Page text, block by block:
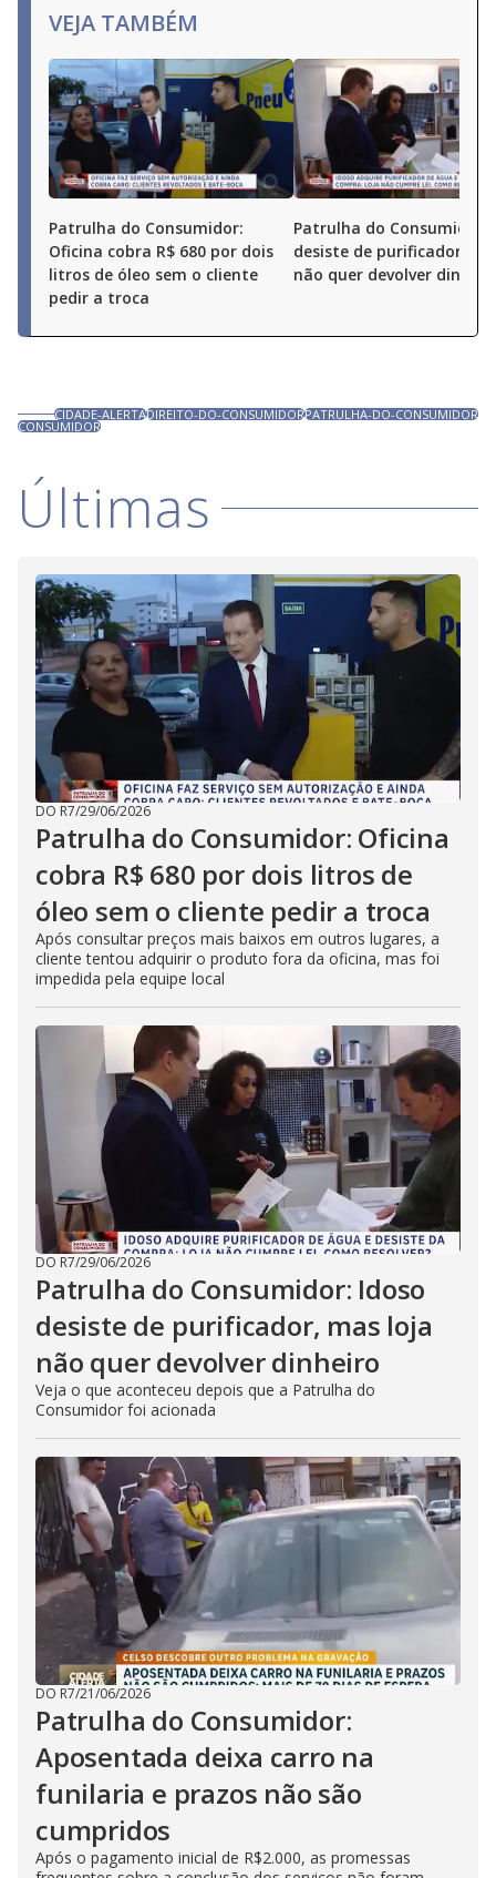
VEJA TAMBÉM
Patrulha do Consumidor:
Oficina cobra R$ 680 por dois
litros de óleo sem o cliente
pedir a troca
Patrulha do Consumidor:
desiste de purificador,
não quer devolver
CIDADE-ALERTADIREITO-DO-CONSUMIDORPATRULHA-DO-CONSUMIDOR
CONSUMIDOR
Últimas
DO R7/29/06/2026
Patrulha do Consumidor: Oficina
cobra R$ 680 por dois litros de
óleo sem o cliente pedir a troca
Após consultar preços mais baixos em outros lugares, a
cliente tentou adquirir o produto fora da oficina, mas foi
impedida pela equipe local
DO R7/29/06/2026
Patrulha do Consumidor: Idoso
desiste de purificador, mas loja
não quer devolver dinheiro
Veja o que aconteceu depois que a Patrulha do
Consumidor foi acionada
DO R7/21/06/2026
Patrulha do Consumidor:
Aposentada deixa carro na
funilaria e prazos não são
cumpridos
Após o pagamento inicial de R$2.000, as promessas